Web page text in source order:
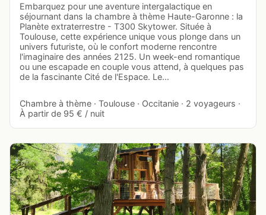
Embarquez pour une aventure intergalactique en
séjournant dans la chambre à thème Haute-Garonne : la
Planète extraterrestre - T300 Skytower. Située à
Toulouse, cette expérience unique vous plonge dans un
univers futuriste, où le confort moderne rencontre
l'imaginaire des années 2125. Un week-end romantique
ou une escapade en couple vous attend, à quelques pas
de la fascinante Cité de l'Espace. Le…
Chambre à thème · Toulouse · Occitanie · 2 voyageurs ·
À partir de 95 € / nuit